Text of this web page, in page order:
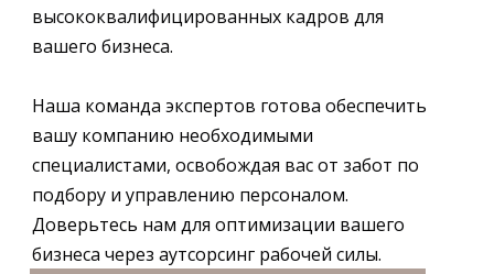
высококвалифицированных кадров для
вашего бизнеса.
Наша команда экспертов готова обеспечить
вашу компанию необходимыми
специалистами, освобождая вас от забот по
подбору и управлению персоналом.
Доверьтесь нам для оптимизации вашего
бизнеса через аутсорсинг рабочей силы.